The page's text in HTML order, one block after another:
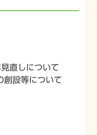
直しについて
創設等について